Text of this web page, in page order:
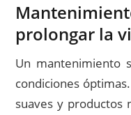
prolongar la
Un mantenimiento
condiciones
suaves y productos